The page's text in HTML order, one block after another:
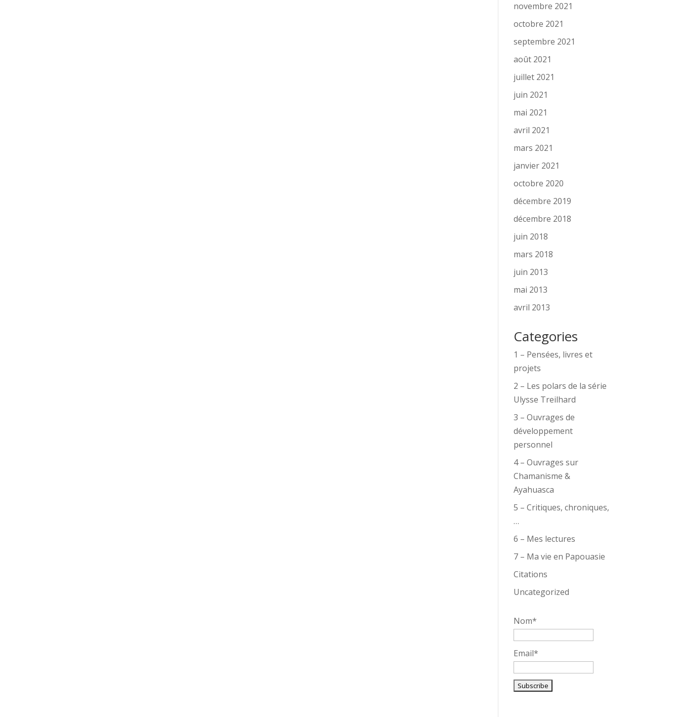
novembre 2021
octobre 2021
septembre 2021
août 2021
juillet 2021
juin 2021
mai 2021
avril 2021
mars 2021
janvier 2021
octobre 2020
décembre 2019
décembre 2018
juin 2018
mars 2018
juin 2013
mai 2013
avril 2013
Categories
1 – Pensées, livres et
projets
2 – Les polars de la série
Ulysse Treilhard
3 – Ouvrages de
développement
personnel
4 – Ouvrages sur
Chamanisme &
Ayahuasca
5 – Critiques, chroniques,
…
6 – Mes lectures
7 – Ma vie en Papouasie
Citations
Uncategorized
Nom*
Email*